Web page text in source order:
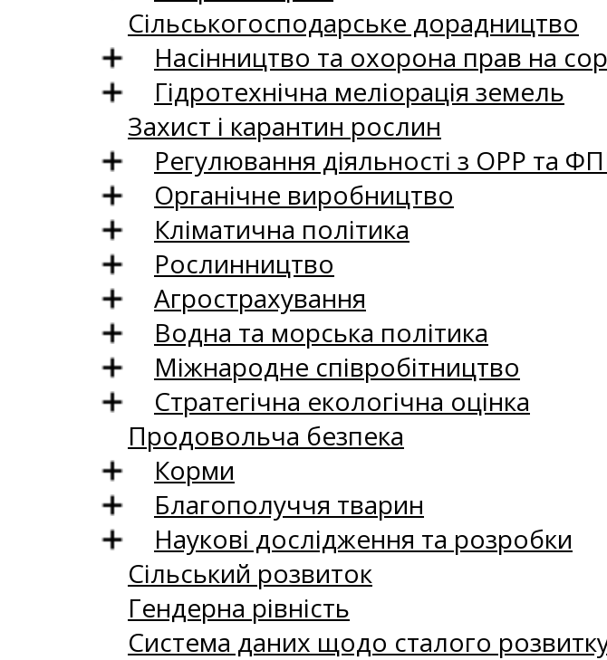
Сільськогосподарське дорадництво
Насінництво та охорона прав на
Гідротехнічна меліорація земель
Захист і карантин рослин
Регулювання діяльності з ОРР та
Органічне виробництво
Кліматична політика
Рослинництво
Агрострахування
Водна та морська політика
Міжнародне співробітництво
Стратегічна екологічна оцінка
Продовольча безпека
Корми
Благополуччя тварин
Наукові дослідження та розробки
Сільський розвиток
Гендерна рівність
Система даних щодо сталого